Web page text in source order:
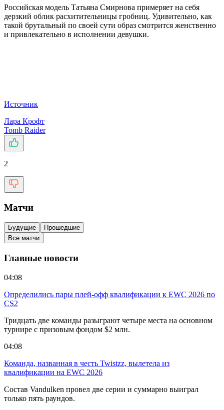
Российская модель Татьяна Смирнова примеряет на себя
дерзкий облик расхитительницы гробниц. Удивительно, как
такой брутальный по своей сути образ смотрится женственно
и привлекательно в исполнении девушки.
Источник
Лара Крофт
Tomb Raider
2
Матчи
Будущие
Прошедшие
Все матчи
Главные новости
04:08
Определились пары плей-офф квалификации к EWC 2026 по
CS2
Тридцать две команды разыграют четыре места на основном
турнире с призовым фондом $2 млн.
04:08
Команда, названная в честь Twistzz, вылетела из
квалификации на EWC 2026
Состав Vandulken провел две серии и суммарно выиграл
только пять раундов.